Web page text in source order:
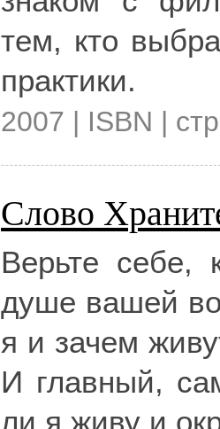
тем, кто
практики.
2007 | ISBN |
Слово
Верьте себе,
душе вашей
я и зачем
И главный,
ли я живу и